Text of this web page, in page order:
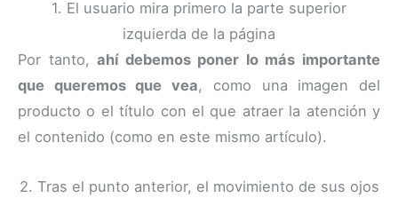
1. El usuario mira primero la parte superior
izquierda de la página
Por tanto,ahí debemos poner lo más importante
que queremos que vea, como una imagen del
producto o el título con el que atraer la atención y
el contenido (como en este mismo artículo).
2. Tras el punto anterior, el movimiento de sus ojos